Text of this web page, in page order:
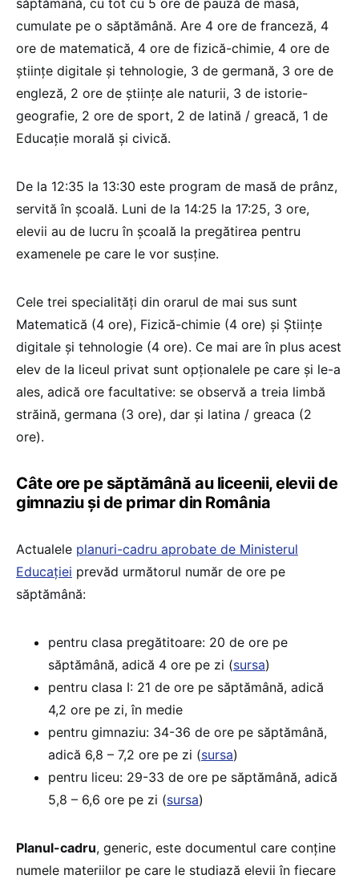
cumulate pe o săptămână. Are 4 ore de franceză, 4
ore de matematică, 4 ore de fizică-chimie, 4 ore de
științe digitale și tehnologie, 3 de germană, 3 ore de
engleză, 2 ore de științe ale naturii, 3 de istorie-
geografie, 2 ore de sport, 2 de latină / greacă, 1 de
Educație morală și civică.
De la 12:35 la 13:30 este program de masă de prânz,
servită în școală. Luni de la 14:25 la 17:25, 3 ore,
elevii au de lucru în școală la pregătirea pentru
examenele pe care le vor susține.
Cele trei specialități din orarul de mai sus sunt
Matematică (4 ore), Fizică-chimie (4 ore) și Științe
digitale și tehnologie (4 ore). Ce mai are în plus acest
elev de la liceul privat sunt opționalele pe care și le-a
ales, adică ore facultative: se observă a treia limbă
străină, germana (3 ore), dar și latina / greaca (2
ore).
Câte ore pe săptămână au liceenii, elevii de
gimnaziu și de primar din România
Actualele planuri-cadru aprobate de Ministerul
Educației prevăd următorul număr de ore pe
săptămână:
pentru clasa pregătitoare: 20 de ore pe
săptămână, adică 4 ore pe zi (sursa)
pentru clasa I: 21 de ore pe săptămână, adică
4,2 ore pe zi, în medie
pentru gimnaziu: 34-36 de ore pe săptămână,
adică 6,8 – 7,2 ore pe zi (sursa)
pentru liceu: 29-33 de ore pe săptămână, adică
5,8 – 6,6 ore pe zi (sursa)
Planul-cadru, generic, este documentul care conține
numele materiilor pe care le studiază elevii în fiecare